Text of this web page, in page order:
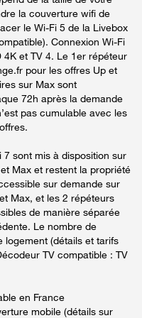
la couverture wifi de
le Wi-Fi 5 de la Livebox
Connexion Wi-Fi
et TV 4. Le 1er répéteur
pour les offres Up et
sur Max sont
72h après la demande
pas cumulable avec les
7 sont mis à disposition sur
Max et restent la propriété
sur demande sur
Max, et les 2 répéteurs
de manière séparée
Le nombre de
logement (détails et tarifs
TV compatible : TV
en France
mobile (détails sur